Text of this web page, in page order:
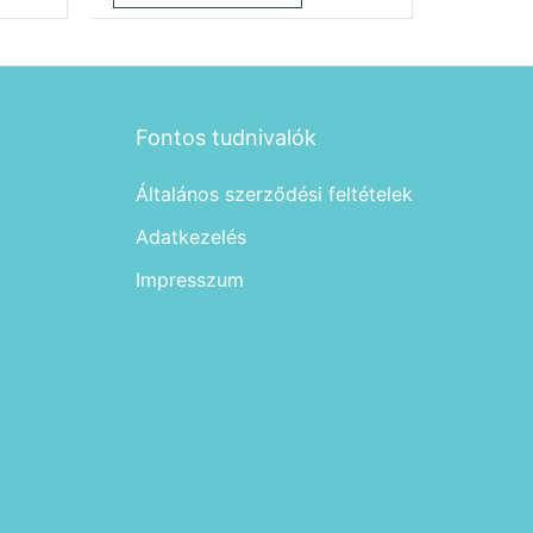
Fontos tudnivalók
Általános szerződési feltételek
Adatkezelés
Impresszum